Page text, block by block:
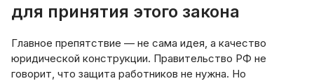
для принятия этого закона
Главное препятствие — не сама идея, а качество
юридической конструкции. Правительство РФ не
говорит, что защита работников не нужна. Но